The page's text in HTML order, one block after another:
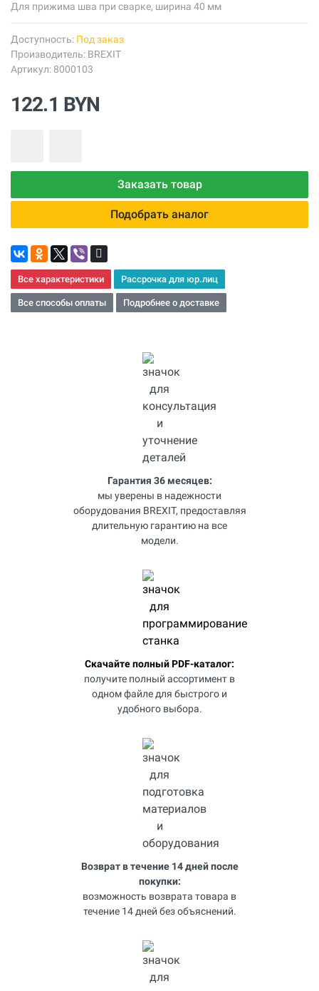
Для прижима шва при сварке, ширина 40 мм
Доступность: Под заказ
Производитель: BREXIT
Артикул: 8000103
122.1 BYN
Заказать товар
Подобрать аналог
Все характеристики Рассрочка для юр.лиц
Все способы оплаты Подробнее о доставке
Гарантия 36 месяцев:
мы уверены в надежности
оборудования BREXIT, предоставляя
длительную гарантию на все
модели.
Скачайте полный PDF-каталог:
получите полный ассортимент в
одном файле для быстрого и
удобного выбора.
Возврат в течение 14 дней после
покупки:
возможность возврата товара в
течение 14 дней без объяснений.